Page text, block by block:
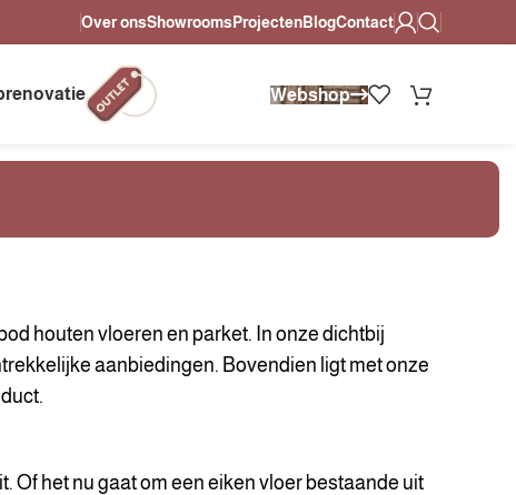
heldere afspraken. Altijd persoonlijk advies in onze showrooms.
Over onsShowroomsProjectenBlogContact
Webshop
houten vloeren en parket. In onze dichtbij
aanbiedingen. Bovendien ligt met onze
Of het nu gaat om een eiken vloer bestaande uit